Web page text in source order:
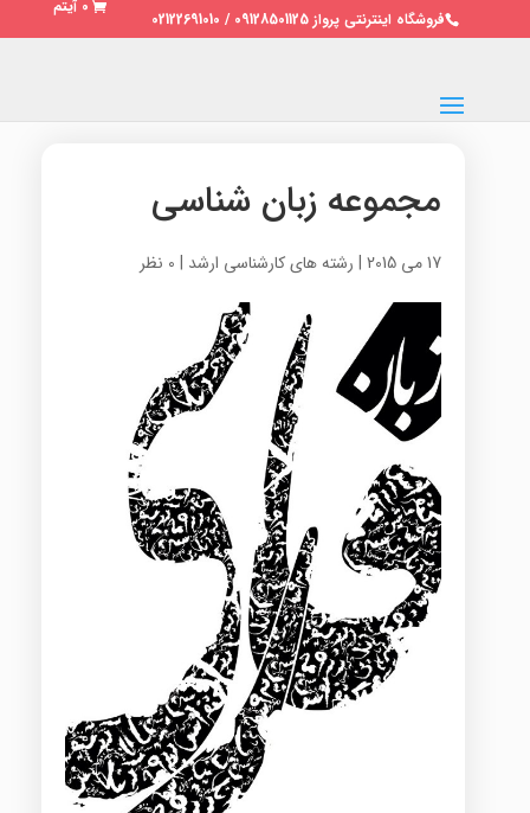
فروشگاه اینترنتی پرواز 09128501125 / 02122691010
0 آیتم
مجموعه زبان شناسی
17 می 2015 | رشته های کارشناسی ارشد | 0 نظر